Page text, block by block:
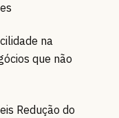
na
que não
Redução do